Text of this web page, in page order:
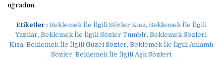
uğradım.
Etiketler : Beklemek İle İlgili Sözler Kısa, Beklemek İle İlgili
Yazılar, Beklemek İle İlgili Sözler Tumblr, Beklemek Sözleri
Kısa, Beklemek İle İlgili Güzel Sözler, Beklemek İle İlgili Anlamlı
Sözler, Beklemek İle İlgili Aşk Sözleri